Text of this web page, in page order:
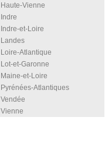
Haute-Vienne
Indre
Indre-et-Loire
Landes
Loire-Atlantique
Lot-et-Garonne
Maine-et-Loire
Pyrénées-Atlantiques
Vendée
Vienne